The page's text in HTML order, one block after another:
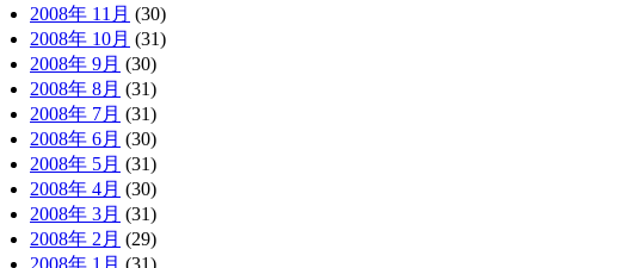
2008年 11月 (30)
2008年 10月 (31)
2008年 9月 (30)
2008年 8月 (31)
2008年 7月 (31)
2008年 6月 (30)
2008年 5月 (31)
2008年 4月 (30)
2008年 3月 (31)
2008年 2月 (29)
2008年 1月 (31)